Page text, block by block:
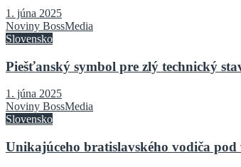
1. júna 2025
Noviny BossMedia
Slovensko
Piešťanský symbol pre zlý technický
1. júna 2025
Noviny BossMedia
Slovensko
Unikajúceho bratislavského vodiča